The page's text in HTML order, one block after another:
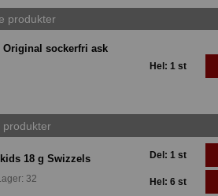
produkter
Original sockerfri ask
Hel: 1 st
produkter
18 g Swizzels
32
Del: 1 st
Hel: 6 st